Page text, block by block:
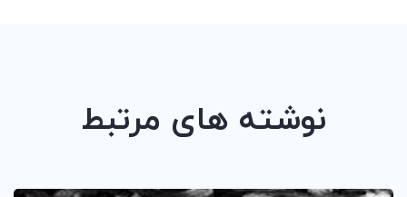
نوشته های مرتبط